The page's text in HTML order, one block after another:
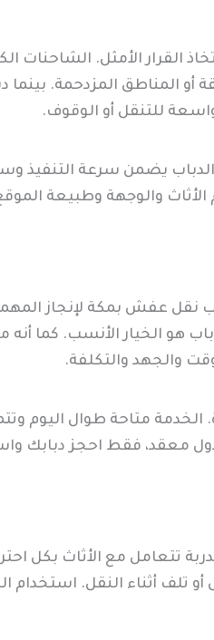
الأمثل. الشاحنات
أو المناطق المزدحمة.
للتنقل أو الوقوف.
الدباب يضمن سرعة التنفيذ
الأثاث والوجهة وطبيعة
نقل عفش بمكة لإنجاز
هو الخيار الأنسب. كما أنه
والجهد والتكلفة.
متاحة طوال اليوم
جدول معقد، فقط احجز دبابك
تتعامل مع الأثاث بكل
أو تلف أثناء النقل.